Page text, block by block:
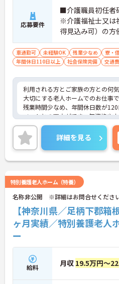
応募要件
■介護職員初任者
※介護福祉士又は
得見込み可）の
談可能
車通勤可 未経験OK 残業少なめ 寮・
年間休日110日以上
社会保険完備 交通
利用される方とご家族の方との何
大切にする老人ホームでのお仕事で
残業時間少なめ、年間休日数が
ベートとの両立ができ、無資格や
のサポートで安心して介護の仕事
ご興味ある方には、面接のポイント
細をお話致しますのでお気軽にご
詳細を見る
特別養護老人ホーム（特養）
名称非公開 ※詳細はお問合せくださ
【神奈川県／足柄下郡
ヶ月実績／特別養護老人
ー
給料 月収 19.5万円～